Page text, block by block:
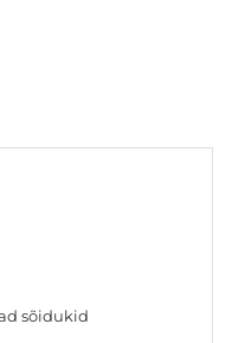
sõidukid